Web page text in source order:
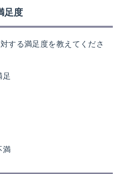
足度
する満足度を教えてくださ
足
満